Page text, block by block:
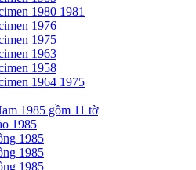
1980 1981
1976
1975
1963
1958
1964 1975
1985 gồm 11 tờ
1985
1985
1985
1985